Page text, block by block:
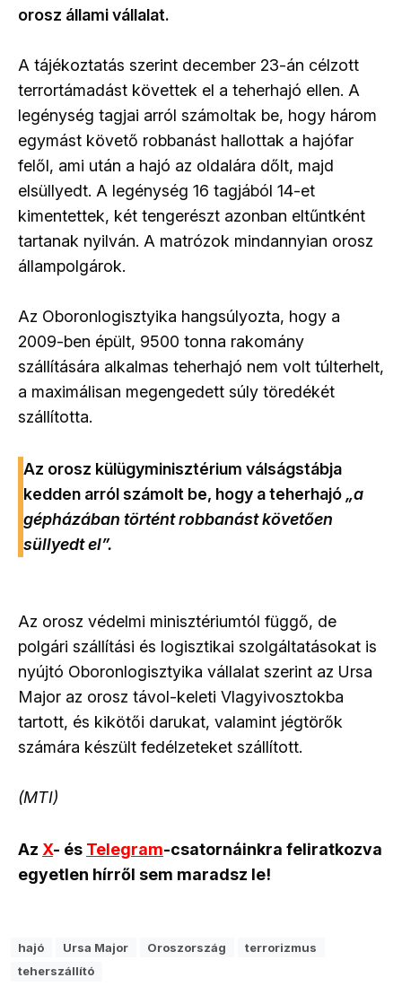
orosz állami vállalat.
A tájékoztatás szerint december 23-án célzott
terrortámadást követtek el a teherhajó ellen. A
legénység tagjai arról számoltak be, hogy három
egymást követő robbanást hallottak a hajófar
felől, ami után a hajó az oldalára dőlt, majd
elsüllyedt. A legénység 16 tagjából 14-et
kimentettek, két tengerészt azonban eltűntként
tartanak nyilván. A matrózok mindannyian orosz
állampolgárok.
Az Oboronlogisztyika hangsúlyozta, hogy a
2009-ben épült, 9500 tonna rakomány
szállítására alkalmas teherhajó nem volt túlterhelt,
a maximálisan megengedett súly töredékét
szállította.
Az orosz külügyminisztérium válságstábja
kedden arról számolt be, hogy a teherhajó „a
gépházában történt robbanást követően
süllyedt el”.
Az orosz védelmi minisztériumtól függő, de
polgári szállítási és logisztikai szolgáltatásokat is
nyújtó Oboronlogisztyika vállalat szerint az Ursa
Major az orosz távol-keleti Vlagyivosztokba
tartott, és kikötői darukat, valamint jégtörők
számára készült fedélzeteket szállított.
(MTI)
Az X- és Telegram-csatornáinkra feliratkozva
egyetlen hírről sem maradsz le!
hajó Ursa Major Oroszország
terrorizmus
teherszállító